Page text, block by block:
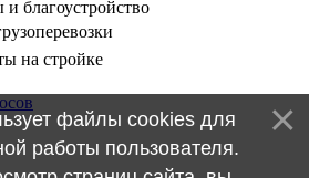
благоустройство
на стройке
файлы cookies для
работы пользователя.